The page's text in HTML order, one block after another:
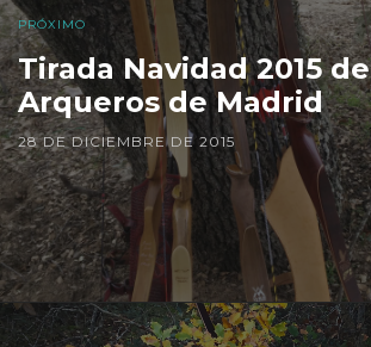
PRÓXIMO
Tirada Navidad 2015 de
Arqueros de Madrid
28 DE DICIEMBRE DE 2015